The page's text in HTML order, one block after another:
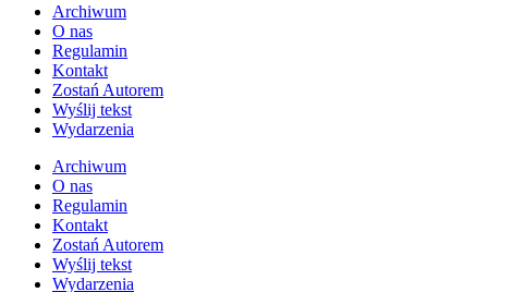
Archiwum
O nas
Regulamin
Kontakt
Zostań Autorem
Wyślij tekst
Wydarzenia
Archiwum
O nas
Regulamin
Kontakt
Zostań Autorem
Wyślij tekst
Wydarzenia